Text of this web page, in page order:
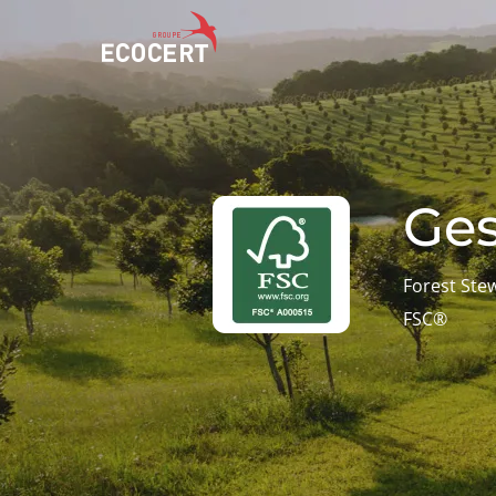
NOS SERVICES
Certification
Formation
Conseil
ECOCERT
Qui sommes nous ?
Actualités
Carrières
Forest
FSC®